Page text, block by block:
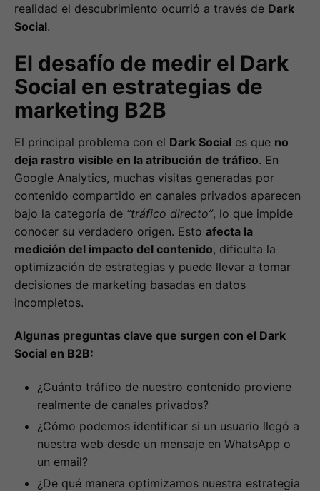
realidad el descubrimiento ocurrió a través de Dark
Social.
El desafío de medir el Dark
Social en estrategias de
marketing B2B
El principal problema con el Dark Social es que no
deja rastro visible en la atribución de tráfico. En
Google Analytics, muchas visitas generadas por
contenido compartido en canales privados aparecen
bajo la categoría de “tráfico directo”, lo que impide
conocer su verdadero origen. Esto afecta la
medición del impacto del contenido, dificulta la
optimización de estrategias y puede llevar a tomar
decisiones de marketing basadas en datos
incompletos.
Algunas preguntas clave que surgen con el Dark
Social en B2B:
¿Cuánto tráfico de nuestro contenido proviene
realmente de canales privados?
¿Cómo podemos identificar si un usuario llegó a
nuestra web desde un mensaje en WhatsApp o
un email?
¿De qué manera optimizamos nuestra estrategia